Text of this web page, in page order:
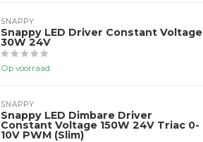
SNAPPY
Snappy LED Driver Constant Voltage
30W 24V
Op voorraad
SNAPPY
Snappy LED Dimbare Driver
Constant Voltage 150W 24V Triac 0-
10V PWM (Slim)